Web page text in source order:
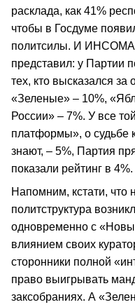
расклада, как 41%
чтобы в Госдуме
политсилы. И
представил: у Партии
тех, кто высказался
«Зеленые» – 10%,
России» – 7%. У все
платформы», о судьбе
знают, – 5%, Партия
показали рейтинг в 4%.
Напомним, кстати, что
политструктура
одновременно с
влиянием своих
сторонники полной
право выигрывать
заксобраниях. А